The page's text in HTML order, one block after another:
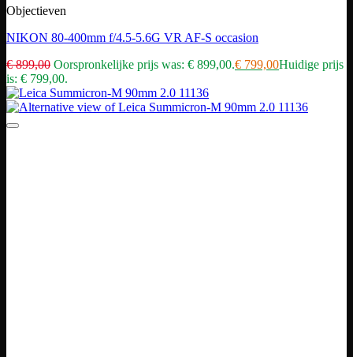
Objectieven
NIKON 80-400mm f/4.5-5.6G VR AF-S occasion
€899,00 Oorspronkelijke prijs was: € 899,00.€ 799,00Huidige prijs
is: € 799,00.